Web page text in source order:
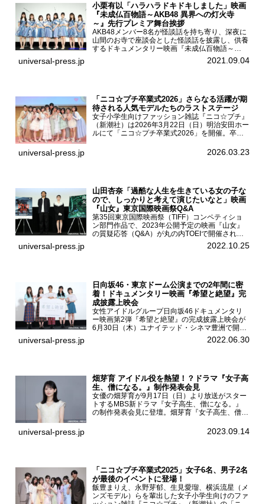
小栗有以「ハラハラドキドキしました」映画
『未成仏百物語～AKB48 異界への灯火寺
～』先行プレミア舞台挨拶
AKB48メンバー8名が怪談話を持ち寄り、深夜に
山間のお寺で座談会とした怪談話を披露し、供養
するドキュメンタリー映画『未成仏百物語～
AKB48異界への灯火寺～』の先行プレミア舞台
挨拶が東京・ユナイテッド・シネマ豊洲で開催さ
universal-press.jp 2021.09.04
「ニコ☆プチ卒業式2026」さらなる活躍が期
待される人気モデルたちのラストステージ
女子小学生向けファッション雑誌『ニコ☆プチ』
（新潮社）は2026年3月22日（日）明治安田ホー
ルにて「ニコ☆プチ卒業式2026」を開催。卒業
ん、末永ひなた、高梨琴乃、土井ありさ、藤田蒼
universal-press.jp 2026.03.23
山田杏奈「過酷な人生を生きている女の子な
ので、しっかりと考えて演じたいなと」映画
『山女』東京国際映画祭Q&A
第35回東京国際映画祭（TIFF）コンペティショ
ン部門作品で、2023年公開予定の映画『山女』
の質疑応答（Q&A）が丸の内TOEIで開催され、
主演を務めた女優の山田杏奈、監督の福永壮志が
登壇。本作について語った。映画『山女』第35
universal-press.jp 2022.10.25
日向坂46・東京ドーム公演までの2年間に密
着！ドキュメンタリー映画『希望と絶望』完
成披露上映会
女性アイドルグループ日向坂46ドキュメンタリ
ー映画第2弾『希望と絶望』の完成披露上映会が
6月30日（木）ユナイテッド・シネマ豊洲で開催
され、日向坂46メンバーの加藤史帆、齊藤京
子、佐々木久美、富田鈴花、松田好花の5人が登
universal-press.jp 2022.06.30
畑芽育 アイドル役を熱望！？ドラマ『女子高
生、僧になる。』制作発表会見
女優の畑芽育が9月17日（日）より放送がスター
トするMBS新ドラマ『女子高生、僧になる。』
の制作発表会見に登壇。畑芽育『女子高生、僧に
ーについて「下白石麦は頭にビックリマークと、
universal-press.jp 2023.09.14
「ニコ☆プチ卒業式2025」女子6名、男子2名
が最後のイベントに登場！
飯豊まりえ、永野芽郁、生見愛瑠、横浜流星（メ
ンズモデル）らを輩出した女子小学生向けのファ